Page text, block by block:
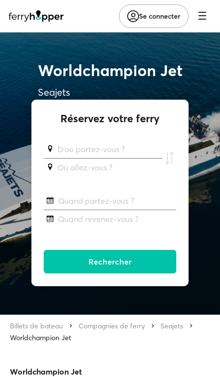
Se connecter
Worldchampion Jet
Seajets
Réservez votre ferry
D'où partez-vous ?
Où allez-vous ?
Quand partez-vous ?
Quand revenez-vous ?
Rechercher
Billets de bateau Compagnies de ferry
Seajets
Worldchampion Jet
Worldchampion Jet